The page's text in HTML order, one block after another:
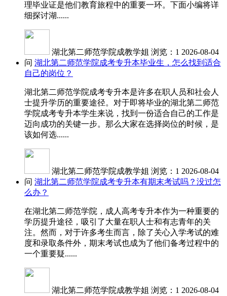
理毕业证是他们教育旅程中的重要一环。下面小编将详
细探讨湖......
湖北第二师范学院成教学姐 浏览：1 2026-08-04
问 湖北第二师范学院成考专升本毕业生，怎么找到适合
自己的岗位？
湖北第二师范学院成考专升本是许多在职人员和社会人
士提升学历的重要途径。对于即将毕业的湖北第二师范
学院成考专升本学生来说，找到一份适合自己的工作是
迈向成功的关键一步。那么大家在选择岗位的时候，是
该如何选......
湖北第二师范学院成教学姐 浏览：1 2026-08-04
问 湖北第二师范学院成考专升本有期末考试吗？没过怎
么办？
在湖北第二师范学院，成人高考专升本作为一种重要的
学历提升途径，吸引了大量在职人士和有志青年的关
注。然而，对于许多考生而言，除了关心入学考试的难
度和录取条件外，期末考试也成为了他们备考过程中的
一个重要疑......
湖北第二师范学院成教学姐 浏览：1 2026-08-04